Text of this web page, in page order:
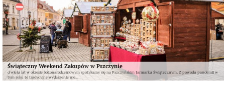
Świąteczny Weekend Zakupów w Pszczynie
d wielu lat w okresie bożonarodzeniowym spotykamy się na Pszczyńskim Jarmarku Świątecznym. Z powodu pandemii w
tym roku to tradycyjne wydarzenie nie...